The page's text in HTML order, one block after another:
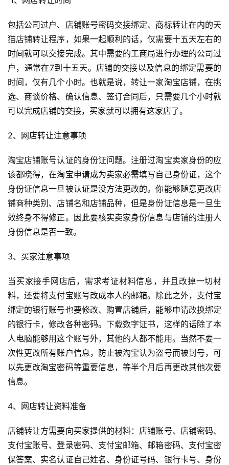
包括公司过户、店铺账号密码交接绑定、商标转让在内的天
猫店铺转让程序，如果一起顺利的话，仅需要十五天左右的
时间就可以交接完成。其中需要的工商局进行办理的公司过
户，通常在7到十五天。店铺的交接以及信息的绑定需要的
时间，仅有几个小时。也就是说，转让一家淘宝店铺，在挑
选、商谈价格、确认信息、签订合同后，只需要几个小时就
可以完成店铺的交接，买家就可以拥有这家店了。
2、网店转让注意事项
淘宝店铺账号认证的身份证问题。注册过淘宝卖家身份的应
该都晓得，在淘宝申请成为卖家必需填写自己身份证，这个
身份证信息一旦被认证是没方法更改的。你能够随意更改店
铺商种类别、店铺名和店铺品种，但是身份证信息是一旦生
效终身不得修正。因此要核实卖家身份信息与店铺的注册人
身份信息是否一致。
3、买家注意事项
当买家接手网店后，需求考证材料信息，并且改掉一切材
料，还要将支付宝账号改成本人的邮箱。除此之外，支付宝
绑定的银行账号也要修改、购置店铺后，能够申请改换绑定
的银行卡，修改各种密码。下载数字证书，这样的话除了本
人电脑能够用这个账号外，其他的人都不能用。当然不要一
次性更改所有账户信息，防止被淘宝认为盗号而被封号，可
以先更改淘宝密码等重要信息，等半个月后再更改其他次要
信息。
4、网店转让资料准备
店铺转让方需要向买家提供的材料：店铺账号、店铺密码、
支付宝账号、登录密码、支付宝邮箱、邮箱密码、支付宝密
保答案、实名认证自己姓名、身份证号码、银行卡号、身份